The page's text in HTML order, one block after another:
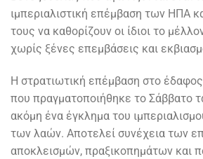
ιμπεριαλιστική επέμβαση των ΗΠΑ
τους να καθορίζουν οι ίδιοι το
χωρίς ξένες επεμβάσεις και
Η στρατιωτική επέμβαση στο
που πραγματοποιήθηκε το Σάββατο
ακόμη ένα έγκλημα του
των λαών. Αποτελεί συνέχεια των
αποκλεισμών, πραξικοπημάτων και